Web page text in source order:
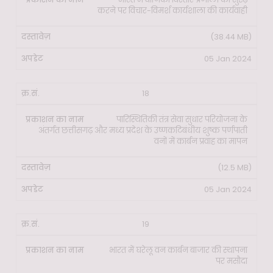
करने पर विचार-विमर्श कार्यशाला की कार्यवाही
(38.44 MB)
05 Jan 2024
18
पारिस्थितिकी तंत्र सेवा सुधार परियोजना के
अंतर्गत छत्तीसगढ़ और मध्य प्रदेश के उष्णकटिबंधीय शुष्क पर्णपाती
वनों में कार्बन प्रवाह का मापन
(12.5 MB)
05 Jan 2024
19
भारत में घरेलू वन कार्बन बाजार की स्थापना
पर मसौदा